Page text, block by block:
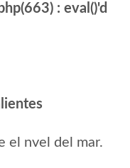
: eval()'d
el nvel del mar.